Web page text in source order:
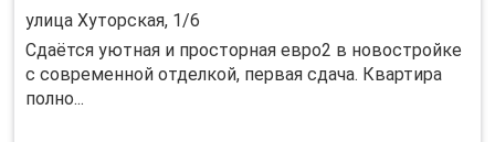
улица Хуторская, 1/6
Сдаётся уютная и просторная евро2 в новостройке
с современной отделкой, первая сдача. Квартира
полно...